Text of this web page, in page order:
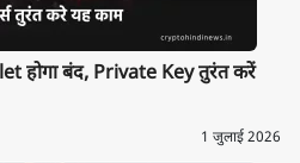
होगा बंद, Private Key तुरंत करें
1 जुलाई 2026